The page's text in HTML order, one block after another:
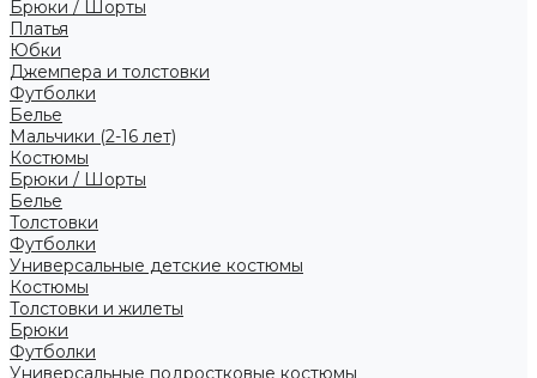
Брюки / Шорты
Платья
Юбки
Джемпера и толстовки
Футболки
Белье
Мальчики (2-16 лет)
Костюмы
Брюки / Шорты
Белье
Толстовки
Футболки
Универсальные детские костюмы
Костюмы
Толстовки и жилеты
Брюки
Футболки
Универсальные подростковые костюмы